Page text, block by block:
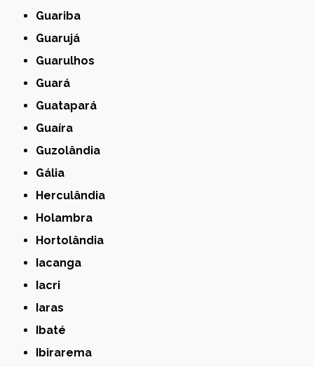
Guariba
Guarujá
Guarulhos
Guará
Guatapará
Guaíra
Guzolândia
Gália
Herculândia
Holambra
Hortolândia
Iacanga
Iacri
Iaras
Ibaté
Ibirarema